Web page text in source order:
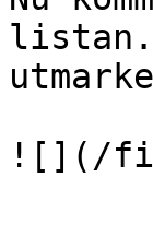
listan.